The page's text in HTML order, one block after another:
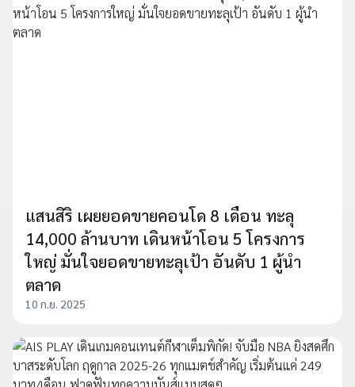
แสนสิริ เผยยอดขายคอนโด 8 เดือน ทะลุ
14,000 ล้านบาท เดินหน้าโอน 5 โครงการ
ใหญ่ มั่นใจยอดขายทะลุเป้า อันดับ 1 ผู้นำ
ตลาด
10 ก.ย. 2025